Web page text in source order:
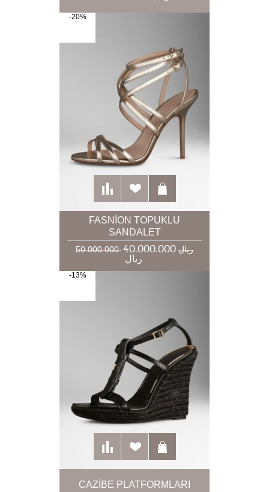
-20%
FASNION TOPUKLU
SANDALET
50.000.000 ریال 40.000.000
ریال
-13%
CAZIBE PLATFORMLARI